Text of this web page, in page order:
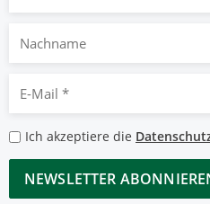
Nachname
Mail
*
Datenschutzbestimmungen
*
Ich akzeptiere die
CAPTCHA